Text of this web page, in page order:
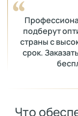
подберут
страны с
срок.
Что